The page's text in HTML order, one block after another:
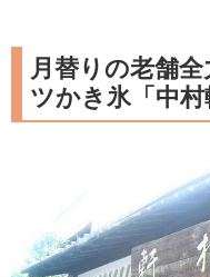
月替りの老舗
ツかき氷「中村